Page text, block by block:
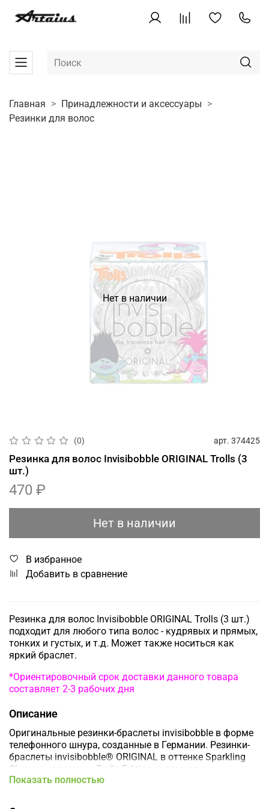
Главная
Принадлежности и аксессуары
Резинки для волос
Нет в наличии
(0) арт. 374425
Резинка для волос Invisibobble ORIGINAL Trolls (3
шт.)
470 ₽
Нет в наличии
В избранное
Добавить в сравнение
Резинка для волос Invisibobble ORIGINAL Trolls (3 шт.)
подходит для любого типа волос - кудрявых и прямых,
тонких и густых, и т.д. Может также носиться как
яркий браслет.
*Ориентировочный срок доставки данного товара
составляет 2-3 рабочих дня
Описание
Оригинальные резинки-браслеты invisibobble в форме
телефонного шнура, созданные в Германии. Резинки-
браслеты invisibobble® ORIGINAL в оттенке Sparkling
Clear из коллекции Trolls Edition напомнят о
невероятных путешествиях весёлых троллей из
Показать полностью